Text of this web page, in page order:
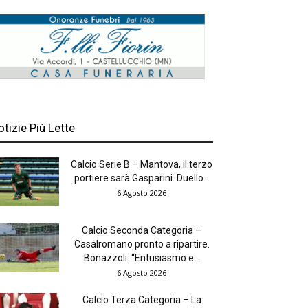
Più Lette
Calcio Serie B – Mantova, il terzo
portiere sarà Gasparini. Duello...
6 Agosto 2026
Calcio Seconda Categoria –
Casalromano pronto a ripartire.
Bonazzoli: “Entusiasmo e...
6 Agosto 2026
Calcio Terza Categoria – La